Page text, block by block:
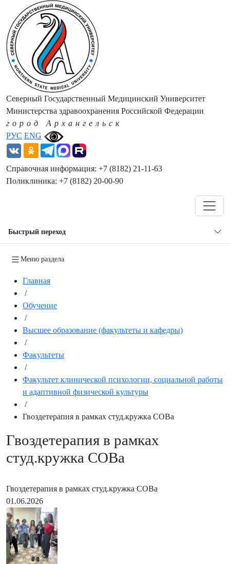
РУС ENG
Северный Государственный Медицинский Университет
Министерства здравоохранения Российской Федерации
город Архангельск
Справочная информация: +7 (8182) 21-11-63
Поликлиника: +7 (8182) 20-00-90
Быстрый переход
Меню раздела
Главная
/
Обучение
/
Высшее образование (факультеты и кафедры)
/
Факультеты
/
Факультет клинической психологии, социальной работы
и адаптивной физической культуры
/
Гвоздетерапия в рамках студ.кружка СОВа
Гвоздетерапия в рамках
студ.кружка СОВа
Гвоздетерапия в рамках студ.кружка СОВа
01.06.2026